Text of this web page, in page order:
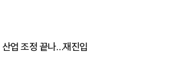
업 조정 끝나…재진입